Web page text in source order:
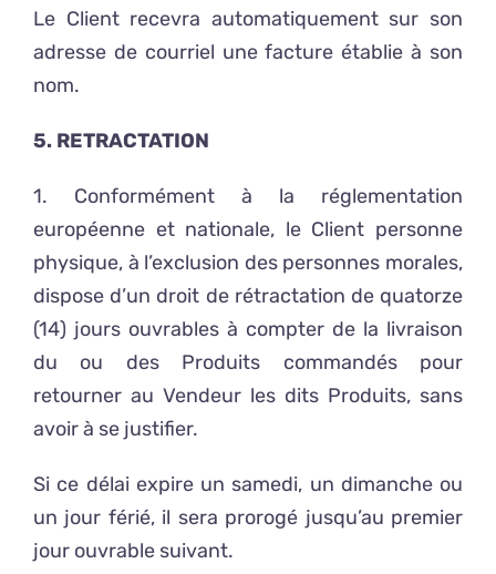
Le Client recevra automatiquement sur son
adresse de courriel une facture établie à son
nom.
5. RETRACTATION
1. Conformément à la réglementation
européenne et nationale, le Client personne
physique, à l’exclusion des personnes morales,
dispose d’un droit de rétractation de quatorze
(14) jours ouvrables à compter de la livraison
du ou des Produits commandés pour
retourner au Vendeur les dits Produits, sans
avoir à se justifier.
Si ce délai expire un samedi, un dimanche ou
un jour férié, il sera prorogé jusqu’au premier
jour ouvrable suivant.